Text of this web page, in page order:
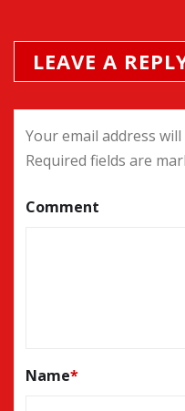
LEAVE A
Your email address
Required fields are
Comment
Name*